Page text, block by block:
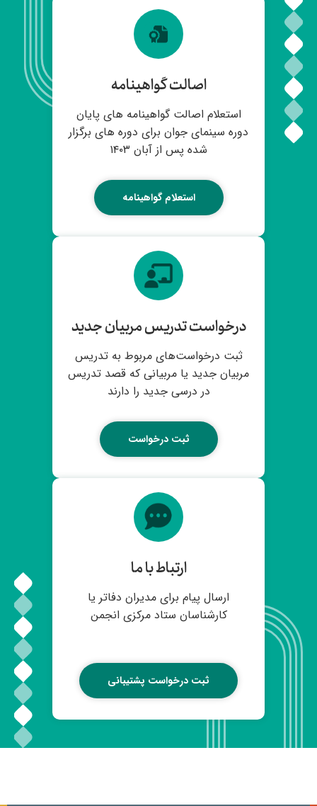
اصالت گواهینامه
استعلام اصالت گواهینامه های پایان
دوره سینمای جوان برای دوره های برگزار
شده پس از آبان ۱۴۰۳
استعلام گواهینامه
درخواست تدریس مربیان جدید
ثبت درخواست‌های مربوط به تدریس
مربیان جدید یا مربیانی که قصد تدریس
در درسی جدید را دارند
ثبت درخواست
ارتباط با ما
ارسال پیام برای مدیران دفاتر یا
کارشناسان ستاد مرکزی انجمن
ثبت درخواست پشتیبانی